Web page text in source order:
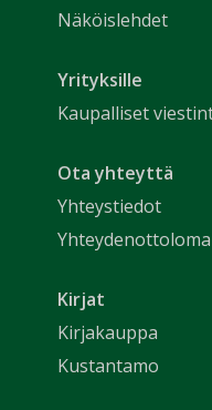
Näköislehdet
Yrityksille
Kaupalliset
Ota yhteyttä
Yhteystiedot
Kirjat
Kirjakauppa
Kustantamo